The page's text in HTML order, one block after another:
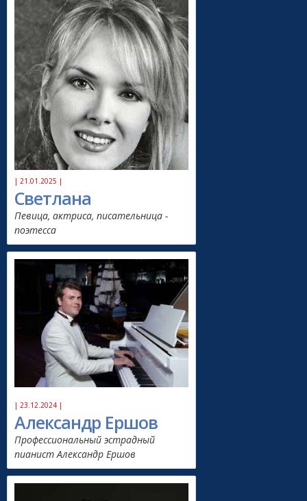
| 21.01.2025 |
Светлана
Певица, актриса, писательница -
поэтесса
| 23.12.2024 |
Александр Ершов
Профессиональный эстрадный
пианист Александр Ершов